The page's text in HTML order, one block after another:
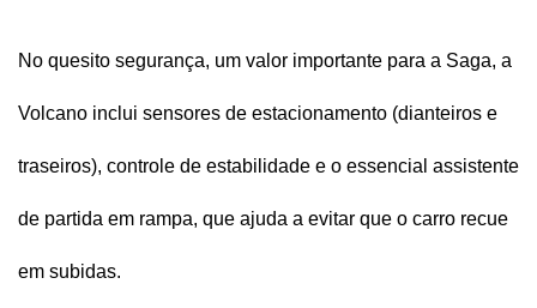
No quesito segurança, um valor importante para a Saga, a
Volcano inclui sensores de estacionamento (dianteiros e
traseiros), controle de estabilidade e o essencial assistente
de partida em rampa, que ajuda a evitar que o carro recue
em subidas.